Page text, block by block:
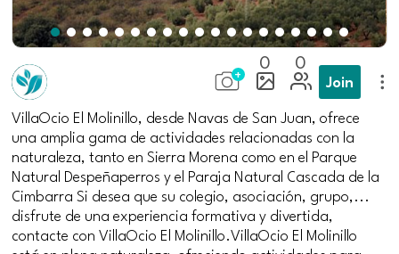
0 0
Join
VillaOcio El Molinillo, desde Navas de San Juan, ofrece
una amplia gama de actividades relacionadas con la
naturaleza, tanto en Sierra Morena como en el Parque
Natural Despeñaperros y el Paraja Natural Cascada de la
Cimbarra Si desea que su colegio, asociación, grupo,...
disfrute de una experiencia formativa y divertida,
contacte con VillaOcio El Molinillo.VillaOcio El Molinillo